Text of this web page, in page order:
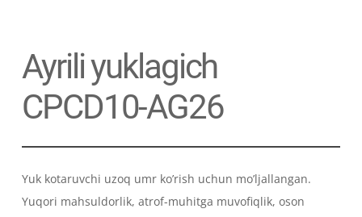
Ayrili yuklagich
CPCD10-AG26
Yuk kotaruvchi uzoq umr ko’rish uchun mo’ljallangan.
Yuqori mahsuldorlik, atrof-muhitga muvofiqlik, oson